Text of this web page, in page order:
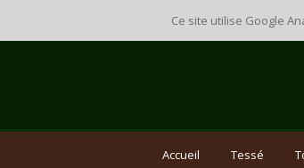
Ce site utilise Google
Accueil Tessé